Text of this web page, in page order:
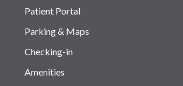
Patient Portal
Parking & Maps
Checking-in
Amenities